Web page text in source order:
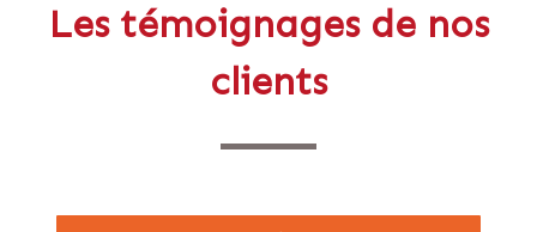
Les témoignages de nos
clients